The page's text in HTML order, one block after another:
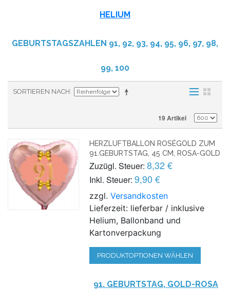
HELIUM
GEBURTSTAGSZAHLEN 91, 92, 93, 94, 95, 96, 97, 98,
99, 100
SORTIEREN NACH
19 Artikel
HERZLUFTBALLON ROSÉGOLD ZUM
91.GEBURTSTAG, 45 CM, ROSA-GOLD
Zuzügl. Steuer: 8,32 €
Inkl. Steuer: 9,90 €
zzgl.Versandkosten
Lieferzeit: lieferbar / inklusive
Helium, Ballonband und
Kartonverpackung
PRODUKTOPTIONEN WÄHLEN
91. GEBURTSTAG, GOLD-ROSA